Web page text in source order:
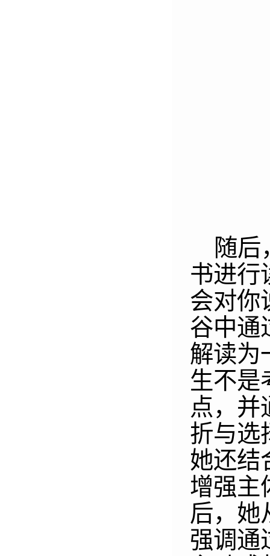
随后
书进行
会对你
谷中通
解读为
生不是
点，并
折与选
她还结
增强主
后，她
强调通